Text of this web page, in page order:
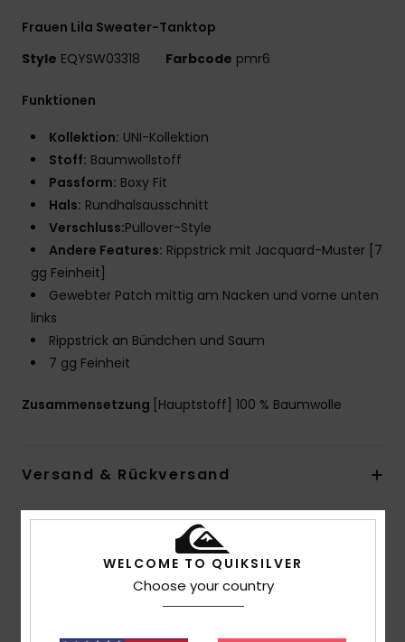
Frauen Lila Sweater-Tanktop
Style EQYSW03318 Farbcode pmr6
Funktionen
Kollektion: UNI-Kollektion
Stoff: Baumwollstoff
Passform: Boxy Fit
Hals: Rundhalsausschnitt
Verschluss:Pullover-Style
Andere Features: Rippstrick mit Jacquard-Muster [7
gg Feinheit]
Gewebter Patch mittig am Nacken und vorne unten
links
Rippstrick an Bündchen und Saum
7 gg Feinheit
Zusammensetzung [Hauptstoff] 100 % Baumwolle
Versand & Rückversand
Kundenbewertungen
Durchschnittliche Bewertung
WELCOME TO QUIKSILVER
Choose your country